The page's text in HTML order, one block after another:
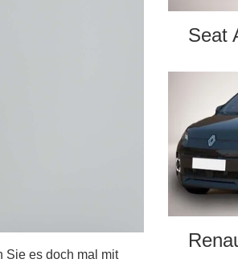
Sie es doch mal mit
Seat